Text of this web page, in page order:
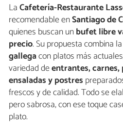
LaCafetería-Restaurante
recomendable enSantiago de
quienes buscan unbufet libre
precio. Su propuesta combina la
gallegacon platos más
variedad deentrantes, carnes,
ensaladas y postres
frescos y de calidad. Todo se
pero sabrosa, con ese toque
plato.